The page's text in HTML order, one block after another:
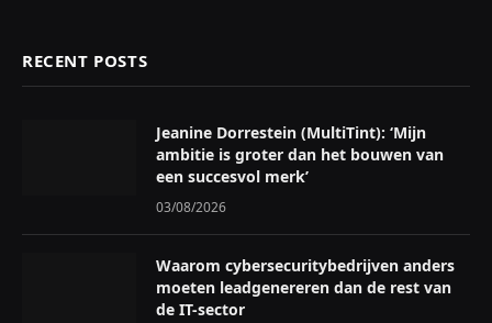
RECENT POSTS
Jeanine Dorrestein (MultiTint): ‘Mijn
ambitie is groter dan het bouwen van
een succesvol merk’
03/08/2026
Waarom cybersecuritybedrijven anders
moeten leadgenereren dan de rest van
de IT-sector